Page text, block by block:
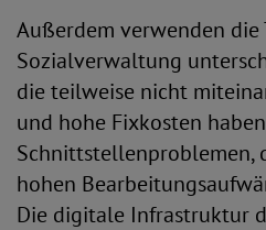
Außerdem verwenden die
Sozialverwaltung
die teilweise nicht
und hohe Fixkosten
Schnittstellenproblemen,
hohen
Die digitale Infrastruktur